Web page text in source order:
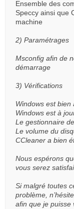
Ensemble des
Speccy ainsi que
machine
2) Paramétrages
Msconfig afin de
démarrage
3) Vérifications
Windows est bien
Windows est à
Le gestionnaire
Le volume du
CCleaner a bien
Nous espérons
vous serez
Si malgré toutes
problème,
afin que je puisse